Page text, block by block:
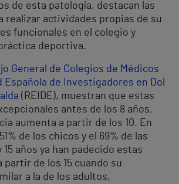
de esta patología, destacan las
realizar actividades propias de su
funcionales en el colegio y
deportiva.
General de Colegios de Médicos
Española de Investigadores en Dol
(REIDE), muestran que estas
antes de los 8 años,
aumenta a partir de los 10. En
de los chicos y el 69% de las
15 años ya han padecido estas
partir de los 15 cuando su
a la de los adultos,